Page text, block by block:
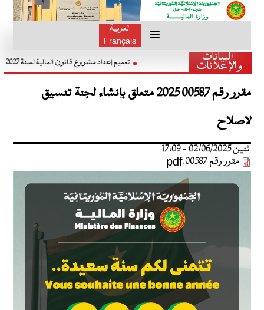
العربية
Français
البيانات
والإعلانات تعميم إعداد مشروع قانون المالية لسنة 2027
مقرر رقم 00587 2025 متعلق بإنشاء لجنة تنسيق
لإصلاح
اثنين 02/06/2025 - 17:09
مقرر رقم 00587.pdf